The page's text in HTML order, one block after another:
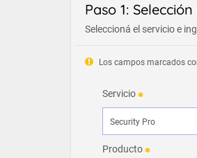
Paso 1:
Seleccioná el servicio e
Los campos marcados
Servicio
Producto